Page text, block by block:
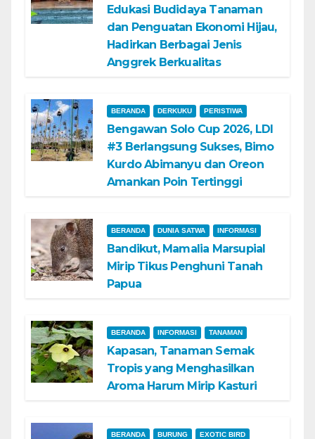
Edukasi Budidaya Tanaman
dan Penguatan Ekonomi Hijau,
Hadirkan Berbagai Jenis
Anggrek Berkualitas
BERANDA DERKUKU PERISTIWA
Bengawan Solo Cup 2026, LDI
#3 Berlangsung Sukses, Bimo
Kurdo Abimanyu dan Oreon
Amankan Poin Tertinggi
BERANDA DUNIA SATWA INFORMASI
Bandikut, Mamalia Marsupial
Mirip Tikus Penghuni Tanah
Papua
BERANDA INFORMASI TANAMAN
Kapasan, Tanaman Semak
Tropis yang Menghasilkan
Aroma Harum Mirip Kasturi
BERANDA BURUNG EXOTIC BIRD